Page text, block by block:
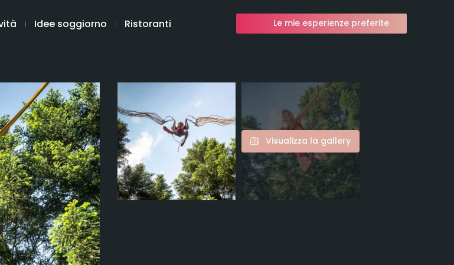
Idee soggiorno Ristoranti Le mie esperienze preferite
Visualizza la gallery